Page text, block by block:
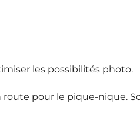
les possibilités photo.
pour le pique-nique.